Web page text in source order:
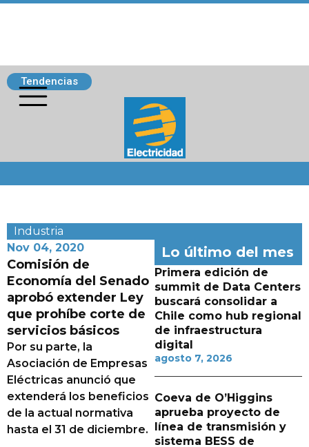
Tendencias
Industria
Nov 04, 2020
Comisión de
Economía del Senado
aprobó extender Ley
que prohíbe corte de
servicios básicos
Por su parte, la
Asociación de Empresas
Eléctricas anunció que
extenderá los beneficios
de la actual normativa
hasta el 31 de diciembre.
Lo último del mes
Primera edición de
summit de Data Centers
buscará consolidar a
Chile como hub regional
de infraestructura
digital
agosto 7, 2026
Coeva de O’Higgins
aprueba proyecto de
línea de transmisión y
sistema BESS de